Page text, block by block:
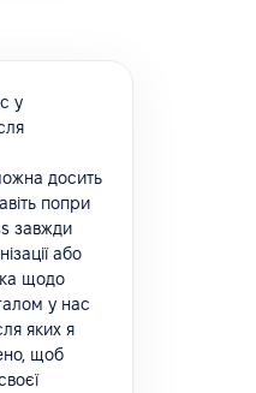
у
досить
попри
завжди
або
щодо
у нас
яких я
щоб